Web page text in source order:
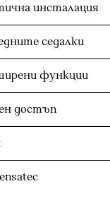
инсталация
седалки
функции
достъп